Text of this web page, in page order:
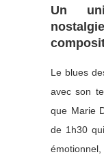
Un
Le blues
avec son
que Marie
de 1h30